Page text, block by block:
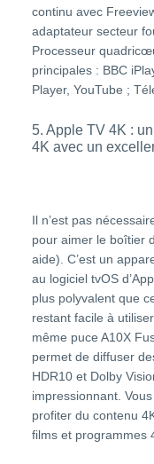
continu avec
adaptateur secteur
Processeur
principales : BBC
Player, YouTube ;
5. Apple TV 4K :
4K avec un
Il n’est pas
pour aimer le boîtier
aide). C’est un
au logiciel tvOS
plus polyvalent que
restant facile à
même puce A10X
permet de diffuser
HDR10 et Dolby
impressionnant.
profiter du contenu
films et programmes